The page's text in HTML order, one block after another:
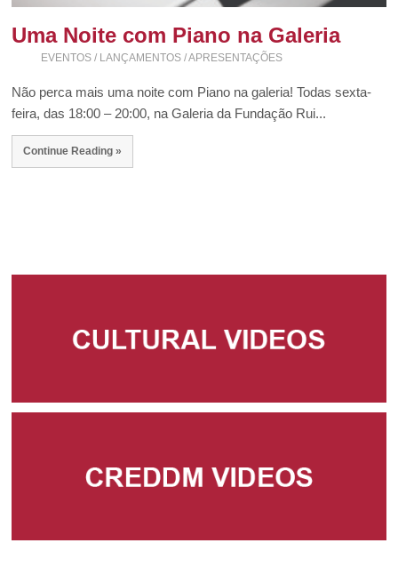
Uma Noite com Piano na Galeria
EVENTOS / LANÇAMENTOS / APRESENTAÇÕES
Não perca mais uma noite com Piano na galeria! Todas sexta-
feira, das 18:00 – 20:00, na Galeria da Fundação Rui...
Continue Reading »